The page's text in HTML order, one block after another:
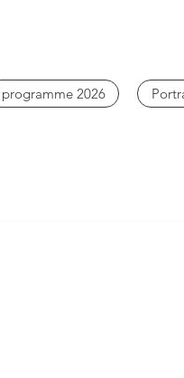
programme 2026